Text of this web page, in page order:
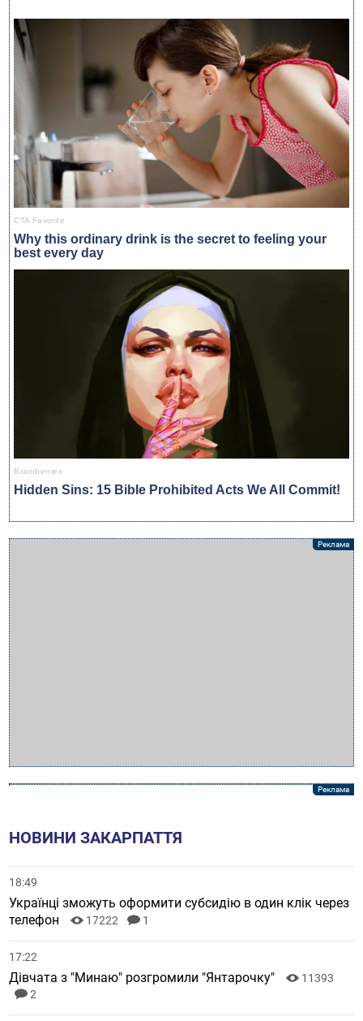
НОВИНИ ЗАКАРПАТТЯ
18:49
Українці зможуть оформити субсидію в один клік через
телефон
17222 1
17:22
Дівчата з "Минаю" розгромили "Янтарочку"
11393
2